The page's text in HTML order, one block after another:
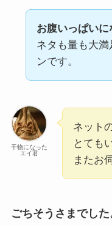
お腹いっぱいに
ネタも量も大
ンです。
干物になった
エイ君
ネット
とても
またお
ごちそうさまでした